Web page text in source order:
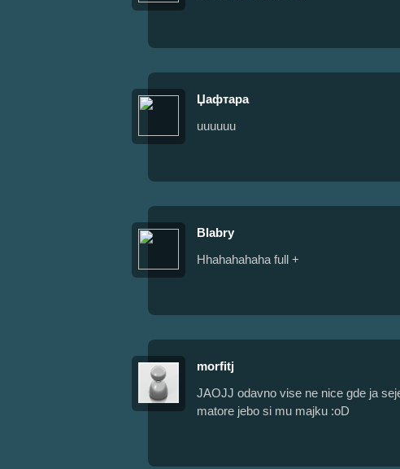
Џафтара
uuuuuu
Blabry
Hhahahahaha full +
morfitj
JAOJJ odavno vise ne nice gde ja
matore jebo si mu majku :oD